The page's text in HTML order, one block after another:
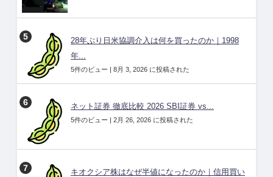
28年ぶり日米協調介入は何を買ったのか｜1998
年...
5件のビュー | 8月 3, 2026 に投稿された
ネット証券 徹底比較 2026 SBI証券 vs...
5件のビュー | 2月 26, 2026 に投稿された
キオクシア株はなぜ半値になったのか｜信用買い